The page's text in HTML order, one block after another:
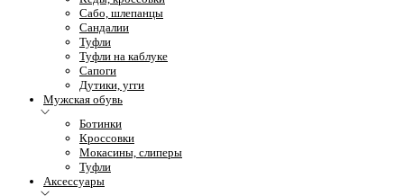
Сабо, шлепанцы
Сандалии
Туфли
Туфли на каблуке
Сапоги
Дутики, угги
Мужская обувь
Ботинки
Кроссовки
Мокасины, слиперы
Туфли
Аксессуары